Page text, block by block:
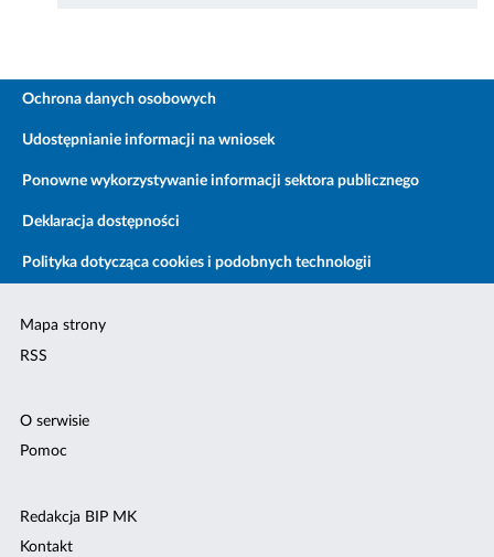
Ochrona danych osobowych
Udostępnianie informacji na wniosek
Ponowne wykorzystywanie informacji sektora publicznego
Deklaracja dostępności
Polityka dotycząca cookies i podobnych technologii
Mapa strony
RSS
O serwisie
Pomoc
Redakcja BIP MK
Kontakt